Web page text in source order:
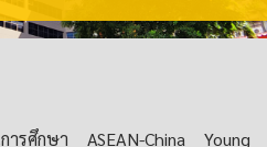
ารศึกษา ASEAN-China Young